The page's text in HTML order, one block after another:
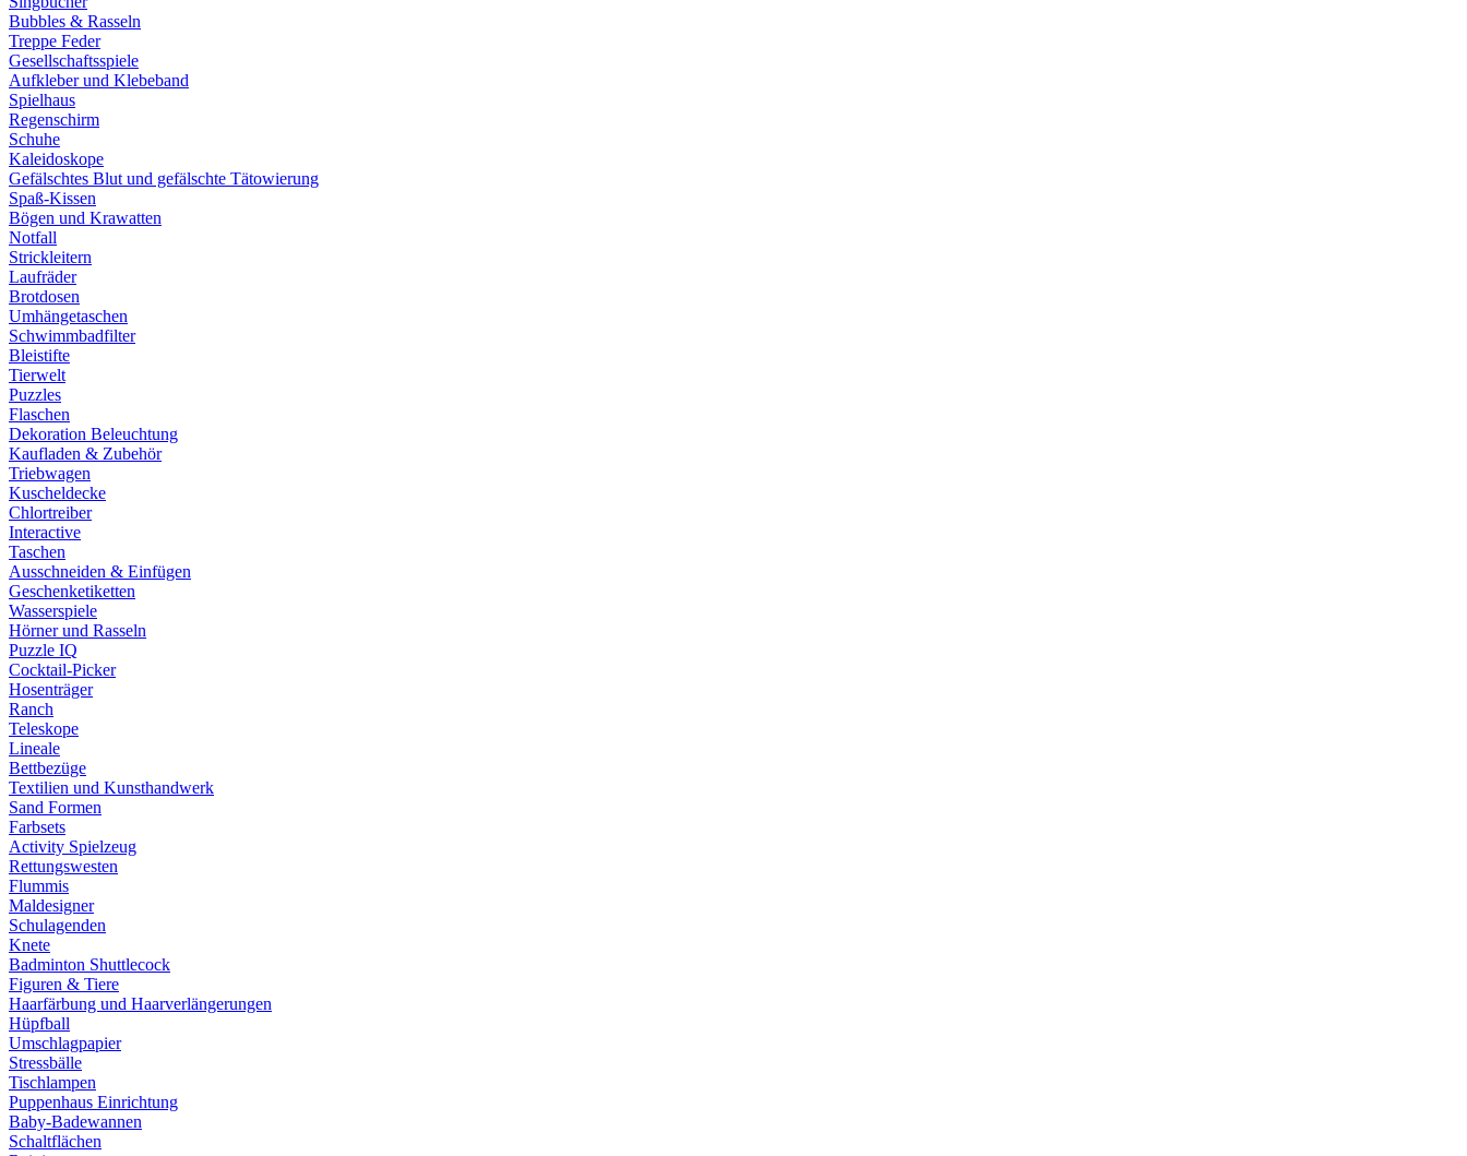
Bubbles & Rasseln
Treppe Feder
Gesellschaftsspiele
Aufkleber und Klebeband
Spielhaus
Regenschirm
Schuhe
Kaleidoskope
Gefälschtes Blut und gefälschte Tätowierung
Spaß-Kissen
Bögen und Krawatten
Notfall
Strickleitern
Laufräder
Brotdosen
Umhängetaschen
Schwimmbadfilter
Bleistifte
Tierwelt
Puzzles
Flaschen
Dekoration Beleuchtung
Kaufladen & Zubehör
Triebwagen
Kuscheldecke
Chlortreiber
Interactive
Taschen
Ausschneiden & Einfügen
Geschenketiketten
Wasserspiele
Hörner und Rasseln
Puzzle IQ
Cocktail-Picker
Hosenträger
Ranch
Teleskope
Lineale
Bettbezüge
Textilien und Kunsthandwerk
Sand Formen
Farbsets
Activity Spielzeug
Rettungswesten
Flummis
Maldesigner
Schulagenden
Knete
Badminton Shuttlecock
Figuren & Tiere
Haarfärbung und Haarverlängerungen
Hüpfball
Umschlagpapier
Stressbälle
Tischlampen
Puppenhaus Einrichtung
Baby-Badewannen
Schaltflächen